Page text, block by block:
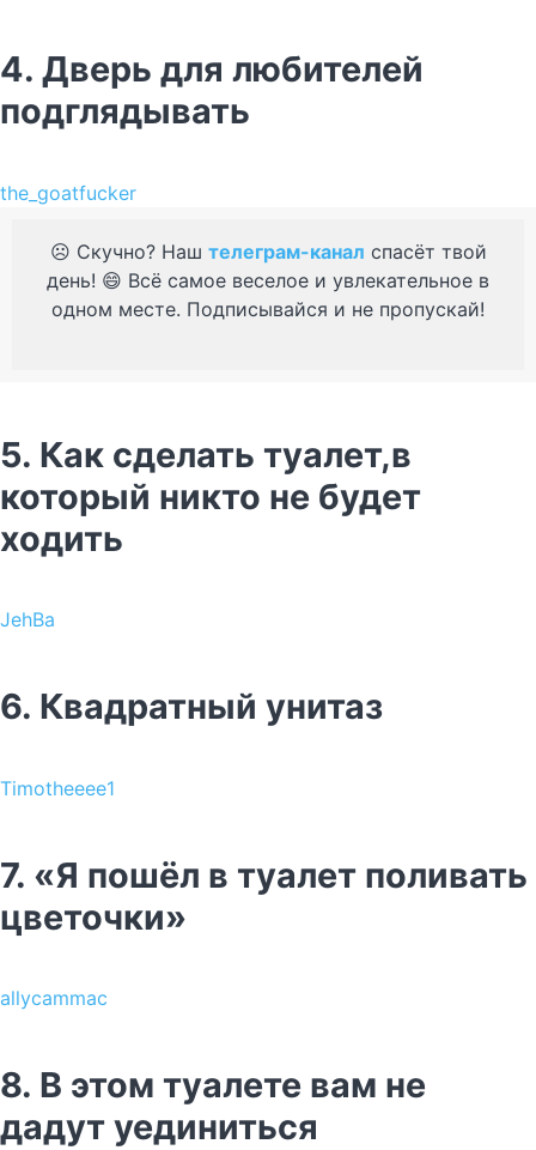
4. Дверь для любителей
подглядывать
the_goatfucker
☹️ Скучно? Наш телеграм-канал спасёт твой
день! 😄 Всё самое веселое и увлекательное в
одном месте. Подписывайся и не пропускай!
5. Как сделать туалет,в
который никто не будет
ходить
JehBa
6. Квадратный унитаз
Timotheeee1
7. «Я пошёл в туалет поливать
цветочки»
allycammac
8. В этом туалете вам не
дадут уединиться